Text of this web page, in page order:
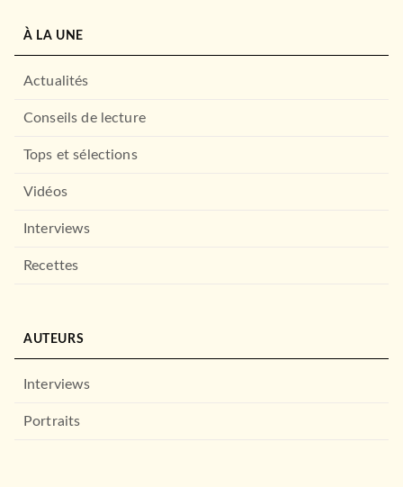
À LA UNE
Actualités
Conseils de lecture
Tops et sélections
Vidéos
Interviews
Recettes
AUTEURS
Interviews
Portraits